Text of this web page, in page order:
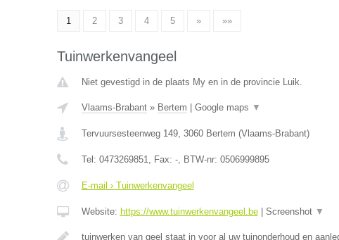
1 2 3 4 5 » »»
Tuinwerkenvangeel
Niet gevestigd in de plaats My en in de provincie Luik.
Vlaams-Brabant» Bertem Google maps ▼
Tervuursesteenweg 149, 3060 Bertem (Vlaams-Brabant)
Tel: 0473269851, Fax: -, BTW-nr: 0506999895
E-mail › Tuinwerkenvangeel
Website: https://www.tuinwerkenvangeel.be| Screenshot ▼
tuinwerken van geel staat in voor al uw tuinonderhoud en